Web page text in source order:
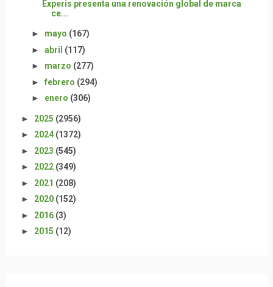
Experis presenta una renovación global de marca
ce...
► mayo (167)
► abril (117)
► marzo (277)
► febrero (294)
► enero (306)
► 2025 (2956)
► 2024 (1372)
► 2023 (545)
► 2022 (349)
► 2021 (208)
► 2020 (152)
► 2016 (3)
► 2015 (12)